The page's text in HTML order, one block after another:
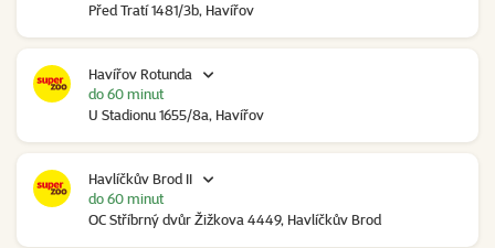
Před Tratí 1481/3b, Havířov
Havířov Rotunda
U Stadionu 1655/8a, Havířov
do 60 minut
Havlíčkův Brod II
OC Stříbrný dvůr Žižkova 4449, Havlíčkův Brod
do 60 minut